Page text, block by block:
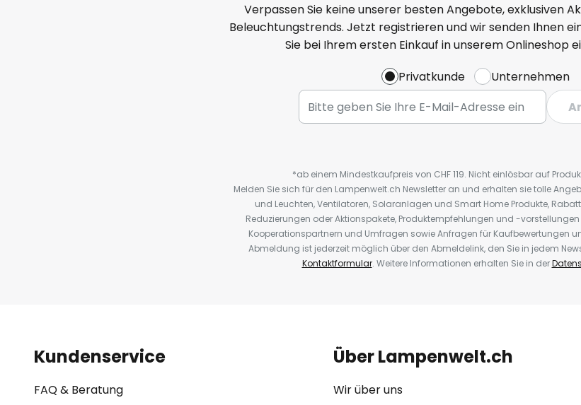
Verpassen Sie keine unserer besten Angebote, exklusiven
Beleuchtungstrends. Jetzt registrieren und wir senden Ihnen
Sie bei Ihrem ersten Einkauf in unserem Onlineshop
Privatkunde
Unternehmen
*ab einem Mindestkaufpreis von CHF 119. Nicht einlösbar auf
Melden Sie sich für den Lampenwelt.ch Newsletter an und erhalten sie tolle
und Leuchten, Ventilatoren, Solaranlagen und Smart Home Produkte,
Reduzierungen oder Aktionspakete, Produktempfehlungen und -
Kooperationspartnern und Umfragen sowie Anfragen für Kaufbewertungen
Abmeldung ist jederzeit möglich über den Abmeldelink, den Sie in jedem
Kontaktformular. Weitere Informationen erhalten Sie in der
Kundenservice
FAQ & Beratung
Über Lampenwelt.ch
Wir über uns